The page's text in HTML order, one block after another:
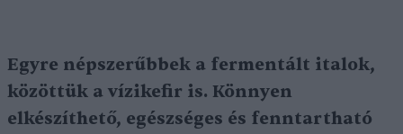
Egyre népszerűbbek a fermentált italok,
közöttük a vízikefir is. Könnyen
elkészíthető, egészséges és fenntartható